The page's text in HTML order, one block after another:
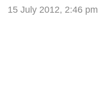
15 July 2012, 2:46 pm